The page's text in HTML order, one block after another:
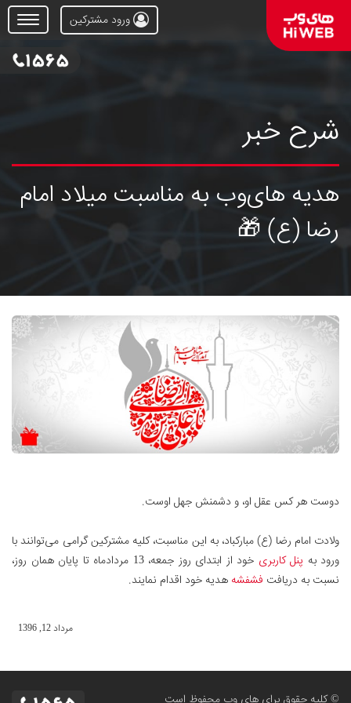
Open
Menu
ورود مشترکین
شرح خبر
هدیه های‌وب به مناسبت میلاد امام
رضا (ع) 🎁
دوست هر كس عقل او، و دشمنش جهل اوست.
ولادت امام رضا (ع) مبارکباد، به این مناسبت، کلیه مشترکین گرامی می‌توانند با
ورود به پنل کاربری
خود از ابتدای روز جمعه، 13 مردادماه تا پایان همان روز،
نسبت به دریافت فشفشه هدیه خود اقدام نمایند.
مرداد 12, 1396